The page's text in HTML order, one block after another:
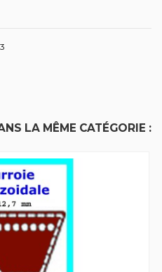
LA MÊME CATÉGORIE :